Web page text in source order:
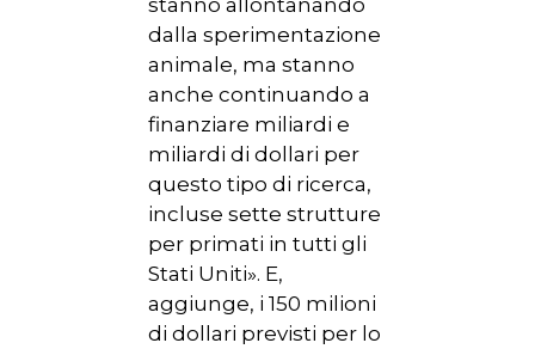
dalla sperimentazione
animale, ma stanno
anche continuando a
finanziare miliardi e
miliardi di dollari per
questo tipo di ricerca,
incluse sette strutture
per primati in tutti gli
Stati Uniti». E,
aggiunge, i 150 milioni
di dollari previsti per lo